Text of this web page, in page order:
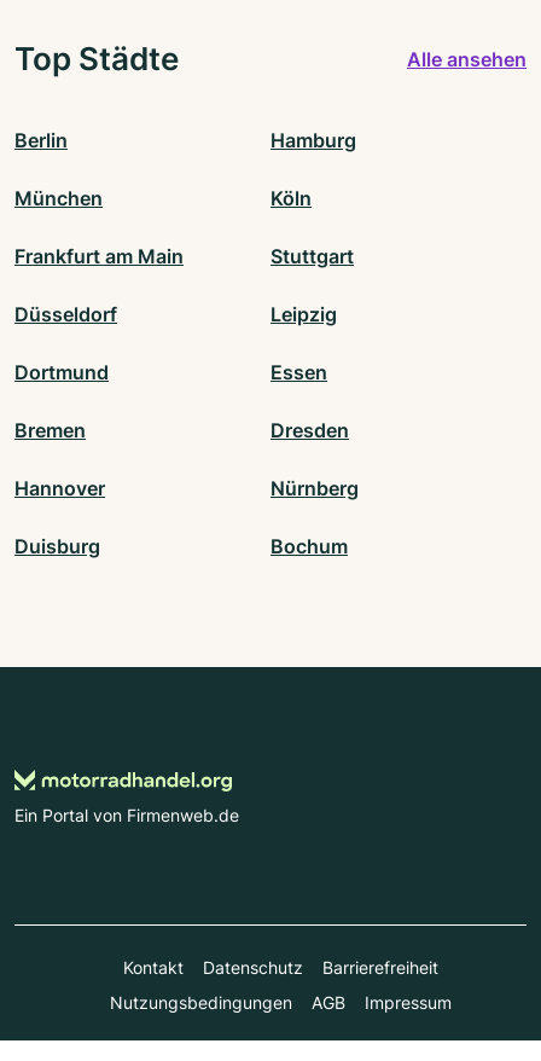
Top Städte Alle ansehen
Berlin Hamburg
München Köln
Frankfurt am Main Stuttgart
Düsseldorf Leipzig
Dortmund Essen
Bremen Dresden
Hannover Nürnberg
Duisburg Bochum
Ein Portal von Firmenweb.de
Kontakt Datenschutz
Barrierefreiheit
Nutzungsbedingungen
AGB Impressum